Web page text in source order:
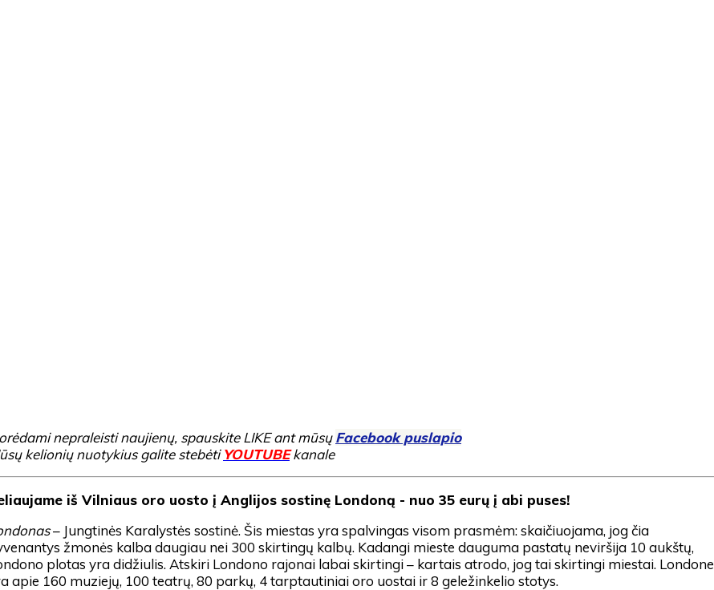
nepraleisti naujienų, spauskite LIKE ant mūsųFacebook puslapio
kelionių nuotykius galite stebėtiYOUTUBEkanale
iš Vilniaus oro uosto į Anglijos sostinę Londoną - nuo 35 eurų į abi puses!
– Jungtinės Karalystės sostinė. Šis miestas yra spalvingas visom prasmėm: skaičiuojama, jog čia
žmonės kalba daugiau nei 300 skirtingų kalbų. Kadangi mieste dauguma pastatų neviršija 10 aukštų,
plotas yra didžiulis. Atskiri Londono rajonai labai skirtingi – kartais atrodo, jog tai skirtingi miestai. Londone
apie 160 muziejų, 100 teatrų, 80 parkų, 4 tarptautiniai oro uostai ir 8 geležinkelio stotys.